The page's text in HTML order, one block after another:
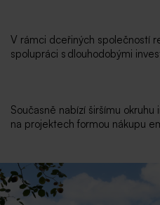
V rámci dceřiných společností
spolupráci s dlouhodobými
Současně nabízí širšímu
na projektech formou nákupu